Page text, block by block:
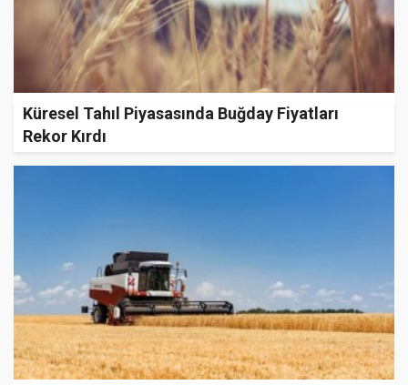
Küresel Tahıl Piyasasında Buğday Fiyatları
Rekor Kırdı